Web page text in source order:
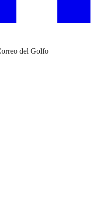
del Golfo